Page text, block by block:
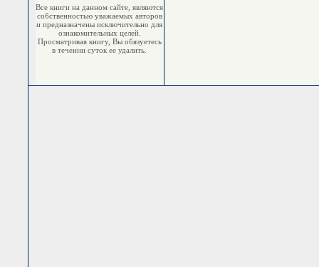
Все книги на данном сайте, являются
собственностью уважаемых авторов
и предназначены исключительно для
ознакомительных целей.
Просматривая книгу, Вы обязуетесь
в течении суток ее удалить.